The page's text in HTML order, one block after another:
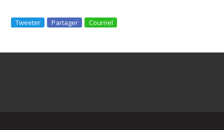
Tweeter Partager Courriel